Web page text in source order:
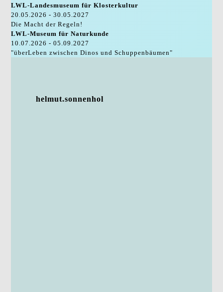
LWL-Landesmuseum für Klosterkultur
20.05.2026 - 30.05.2027
Die Macht der Regeln!
LWL-Museum für Naturkunde
10.07.2026 - 05.09.2027
"überLeben zwischen Dinos und Schuppenbäumen"
helmut.sonnenhol